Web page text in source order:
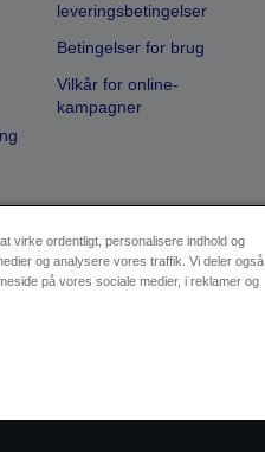
leveringsbetingelser
Betingelser for brug
Vilkår for online-
kampagner
virke ordentligt, personalisere indhold og
og analysere vores traffik. Vi deler også
på vores sociale medier, i reklamer og